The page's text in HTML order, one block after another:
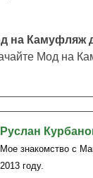
Руслан
Мое знакомство с
2013 году.